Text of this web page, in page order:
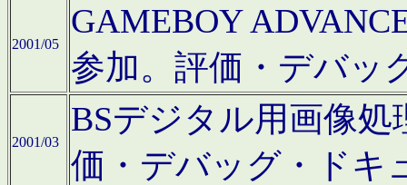
2001/05
GAMEBOY
参加。評価・デバッ
2001/03
BSデジタル用画像
価・デバッグ・ドキ